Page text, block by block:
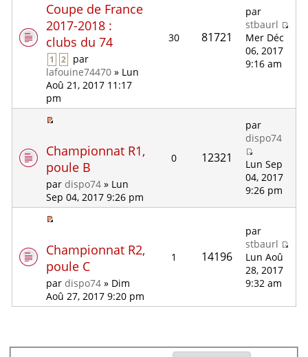
Coupe de France
2017-2018 :
clubs du 74
1 2
par
lafouine74470 » Lun
Aoû 21, 2017 11:17
pm
30 81721
par
stbaurl
Mer Déc
06, 2017
9:16 am
Championnat R1,
poule B
pardispo74 » Lun
Sep 04, 2017 9:26 pm
0 12321
par
dispo74
Lun Sep
04, 2017
9:26 pm
Championnat R2,
poule C
pardispo74 » Dim
Aoû 27, 2017 9:20 pm
1 14196
par
stbaurl
Lun Aoû
28, 2017
9:32 am